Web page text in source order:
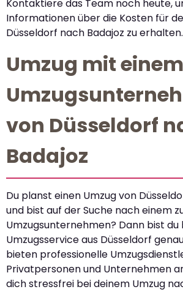
Kontaktiere das Team noch heute,
Informationen über die Kosten für
Düsseldorf nach Badajoz zu erhalten.
Umzug mit einem
von Düsseldorf
Badajoz
Du planst einen Umzug von
und bist auf der Suche nach einem
Umzugsunternehmen? Dann bist du
Umzugsservice aus Düsseldorf
bieten professionelle
Privatpersonen und Unternehmen
dich stressfrei bei deinem Umzug